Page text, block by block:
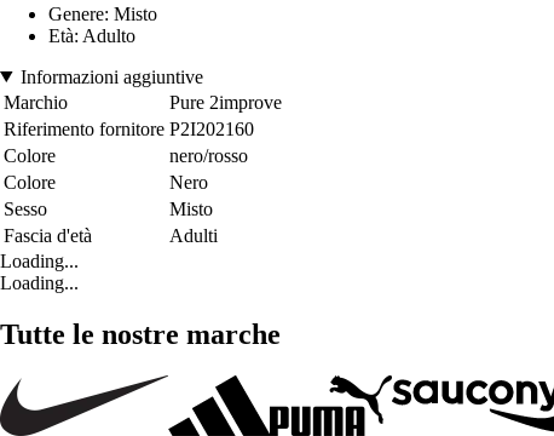
Genere: Misto
Età: Adulto
Informazioni aggiuntive
Marchio
Pure 2improve
Riferimento fornitore P2I202160
Colore
nero/rosso
Colore
Nero
Sesso
Misto
Fascia d'età
Adulti
Loading...
Loading...
Tutte le nostre marche